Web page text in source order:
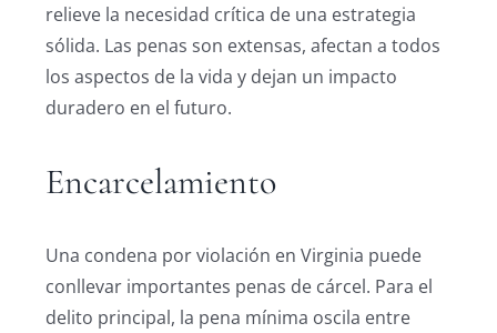
relieve la necesidad crítica de una estrategia
sólida. Las penas son extensas, afectan a todos
los aspectos de la vida y dejan un impacto
duradero en el futuro.
Encarcelamiento
Una condena por violación en Virginia puede
conllevar importantes penas de cárcel. Para el
delito principal, la pena mínima oscila entre